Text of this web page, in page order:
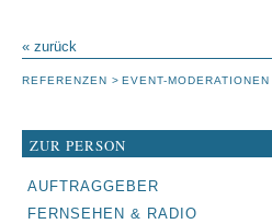
« zurück
REFERENZEN EVENT-MODERATIONEN
ZUR PERSON
NAVIGATION
ÜBERSPRINGEN
AUFTRAGGEBER
FERNSEHEN & RADIO